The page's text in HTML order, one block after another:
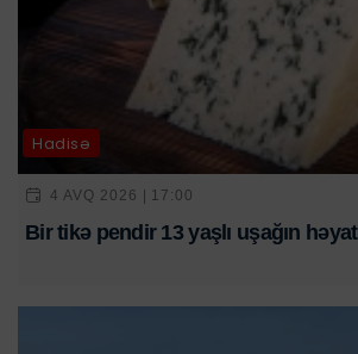
Hadisə
4 AVQ 2026 | 17:00
Bir tikə pendir 13 yaşlı uşağın